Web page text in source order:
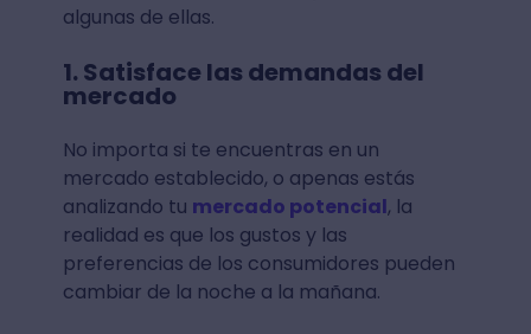
algunas de ellas.
1. Satisface las demandas del
mercado
No importa si te encuentras en un
mercado establecido, o apenas estás
analizando tu mercado potencial, la
realidad es que los gustos y las
preferencias de los consumidores pueden
cambiar de la noche a la mañana.